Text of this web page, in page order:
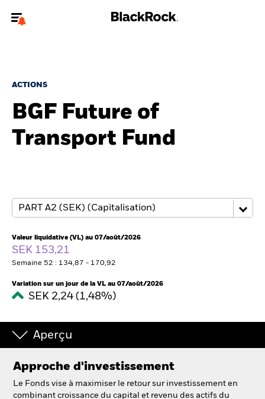
jourvotre type d'utilisateur
Nous connaître
ETF iShares
Analyses
Education
Intermédiaires financiers
France
Change location
BlackRock
ACTIONS
BGF Future of
Transport Fund
Valeur liquidative (VL) au 07/août/2026
SEK 153,21
Semaine 52 : 134,87 - 170,92
Variation sur un jour de la VL au 07/août/2026
SEK 2,24 (1,48%)
Aperçu
Approche d'investissement
Le Fonds vise à maximiser le retour sur investissement en
combinant croissance du capital et revenu des actifs du